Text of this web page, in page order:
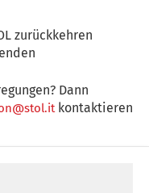
zurückkehren
Dann
kontaktieren